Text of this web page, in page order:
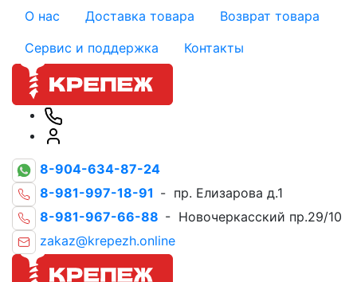
О нас Доставка товара
Возврат товара
Сервис и поддержка
Контакты
8-904-634-87-24
8-981-997-18-91 - пр. Елизарова д.1
8-981-967-66-88 - Новочеркасский пр.29/10
zakaz@krepezh.online